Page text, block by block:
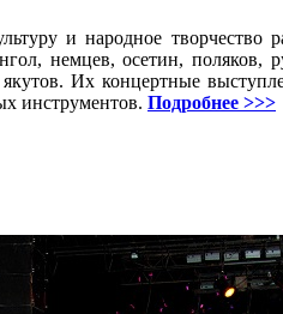
и народное творчество
немцев, осетин, поляков,
Их концертные
инструментов. Подробнее >>>